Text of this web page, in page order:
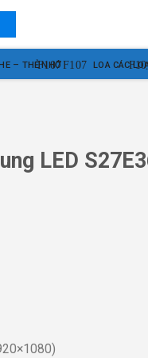
– THẺ NHỚ LOA CÁC
LED